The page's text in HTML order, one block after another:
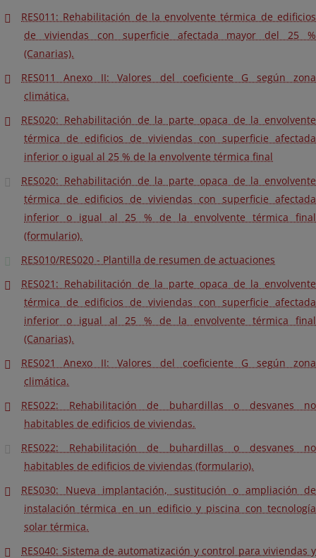
RES011: Rehabilitación de la envolvente térmica de edificios
de viviendas con superficie afectada mayor del 25 %
(Canarias).
RES011 Anexo II: Valores del coeficiente G según zona
climática.
RES020: Rehabilitación de la parte opaca de la envolvente
térmica de edificios de viviendas con superficie afectada
inferior o igual al 25 % de la envolvente térmica final
RES020: Rehabilitación de la parte opaca de la envolvente
térmica de edificios de viviendas con superficie afectada
inferior o igual al 25 % de la envolvente térmica final
(formulario).
RES010/RES020 - Plantilla de resumen de actuaciones
RES021: Rehabilitación de la parte opaca de la envolvente
térmica de edificios de viviendas con superficie afectada
inferior o igual al 25 % de la envolvente térmica final
(Canarias).
RES021 Anexo II: Valores del coeficiente G según zona
climática.
RES022: Rehabilitación de buhardillas o desvanes no
habitables de edificios de viviendas.
RES022: Rehabilitación de buhardillas o desvanes no
habitables de edificios de viviendas (formulario).
RES030: Nueva implantación, sustitución o ampliación de
instalación térmica en un edificio y piscina con tecnología
solar térmica.
RES040: Sistema de automatización y control para viviendas y